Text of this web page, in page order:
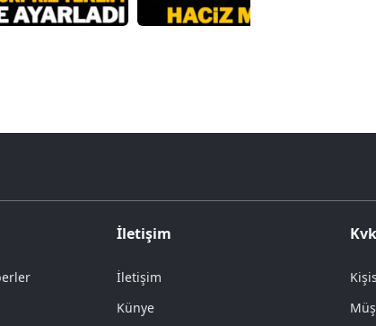
İletişim
İletişim
Künye